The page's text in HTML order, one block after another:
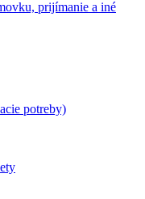
prijímanie a iné
potreby)